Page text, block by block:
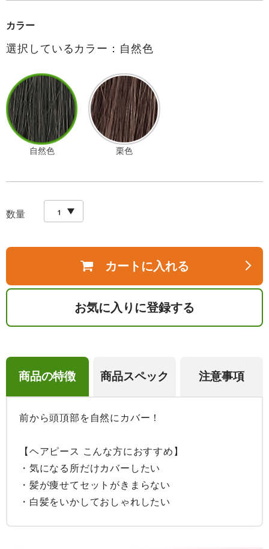
カラー
選択しているカラー：自然色
自然色 栗色
数量
カートに入れる
お気に入りに登録する
商品の特徴 商品スペック 注意事項
前から頭頂部を自然にカバー！
【ヘアピース こんな方におすすめ】
・気になる所だけカバーしたい
・髪が痩せてセットがきまらない
・白髪をいかしておしゃれしたい